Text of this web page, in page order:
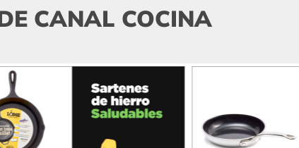
CANAL COCINA